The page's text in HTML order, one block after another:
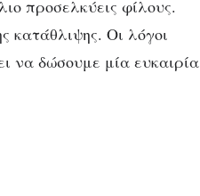
προσελκύεις φίλους.
κατάθλιψης. Οι λόγοι
να δώσουμε μία ευκαιρία